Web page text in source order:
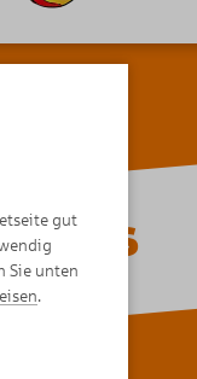
gut
Sie unten
.